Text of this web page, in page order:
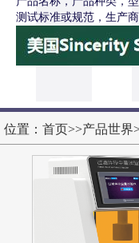
测试标准或规范，生产
电动轮椅车按键开关耐用
位置： 首页>>产品世界